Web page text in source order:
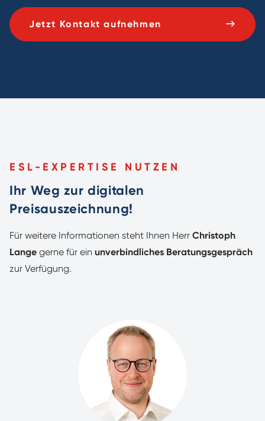
Jetzt Kontakt aufnehmen
ESL-EXPERTISE NUTZEN
Ihr Weg zur digitalen
Preisauszeichnung!
Für weitere Informationen steht Ihnen Herr Christoph
Lange gerne für ein unverbindliches Beratungsgespräch
zur Verfügung.